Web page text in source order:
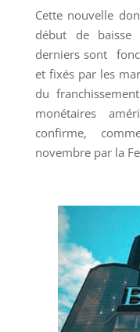
Cette nouvelle
début de baisse
derniers sont
et fixés par les
du
monétaires
confirme,
novembre par la